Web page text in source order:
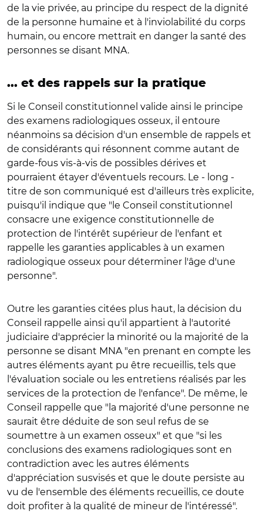
de la vie privée, au principe du respect de la dignité
de la personne humaine et à l'inviolabilité du corps
humain, ou encore mettrait en danger la santé des
personnes se disant MNA.
... et des rappels sur la pratique
Si le Conseil constitutionnel valide ainsi le principe
des examens radiologiques osseux, il entoure
néanmoins sa décision d'un ensemble de rappels et
de considérants qui résonnent comme autant de
garde-fous vis-à-vis de possibles dérives et
pourraient étayer d'éventuels recours. Le - long -
titre de son communiqué est d'ailleurs très explicite,
puisqu'il indique que "le Conseil constitutionnel
consacre une exigence constitutionnelle de
protection de l'intérêt supérieur de l'enfant et
rappelle les garanties applicables à un examen
radiologique osseux pour déterminer l'âge d'une
personne".
Outre les garanties citées plus haut, la décision du
Conseil rappelle ainsi qu'il appartient à l'autorité
judiciaire d'apprécier la minorité ou la majorité de la
personne se disant MNA "en prenant en compte les
autres éléments ayant pu être recueillis, tels que
l'évaluation sociale ou les entretiens réalisés par les
services de la protection de l'enfance". De même, le
Conseil rappelle que "la majorité d'une personne ne
saurait être déduite de son seul refus de se
soumettre à un examen osseux" et que "si les
conclusions des examens radiologiques sont en
contradiction avec les autres éléments
d'appréciation susvisés et que le doute persiste au
vu de l'ensemble des éléments recueillis, ce doute
doit profiter à la qualité de mineur de l'intéressé".